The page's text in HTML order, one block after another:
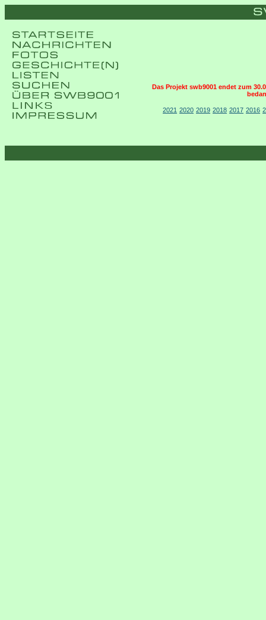
Das Projekt swb9001 endet zum
2021 2020 2019 2018 2017 2016